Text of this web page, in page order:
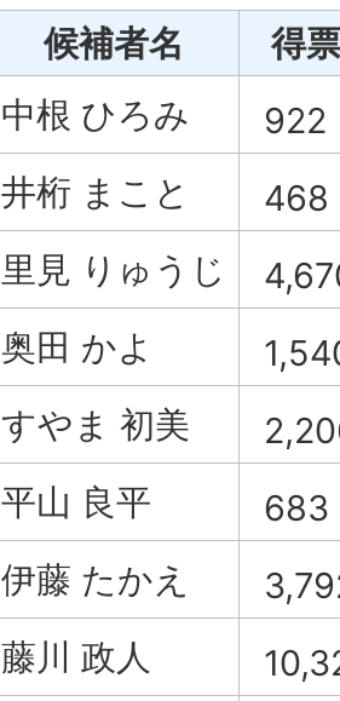
候補者名
得
中根 ひろみ
922
井桁 まこと
468
里見 りゅうじ
奥田 かよ
すやま 初美
平山 良平
683
伊藤 たかえ
藤川 政人